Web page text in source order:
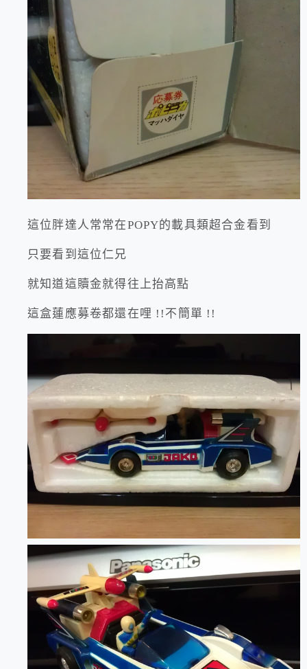
這位胖達人常常在POPY的載具類超合金看到
只要看到這位仁兄
就知道這贖金就得往上抬高點
這盒蓮應募卷都還在哩 !!不簡單 !!